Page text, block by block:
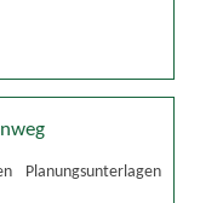
Planungsunterlagen